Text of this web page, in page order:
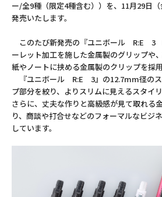
ー/全9種（限定4種含む））を、11月29日
発売いたします。
このたび新発売の『ユニボール R:E 3
ーレット加工を施した金属製のグリップや
紙やノートに挟める金属製のクリップを採用
『ユニボール R:E 3』の12.7mm径のス
プ部分を絞り、よりスリムに見えるスタイ
さらに、丈夫な作りと高級感が見て取れる
り、商談や打合せなどのフォーマルなビジ
しています。